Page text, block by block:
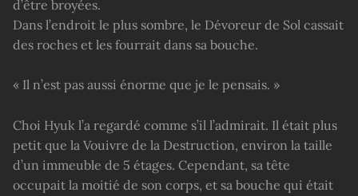
d’être broyées.
Dans l’endroit le plus sombre, le Dévoreur de Sol cassait
des roches et les fourrait dans sa bouche.
« Il n’est pas aussi énorme que je le pensais. »
Choi Hyuk l’a regardé comme s’il l’admirait. Il était plus
petit que la Vouivre de la Destruction, environ la taille
d’un immeuble de 5 étages. Cependant, sa tête
occupait la moitié de son corps, et sa bouche qui était